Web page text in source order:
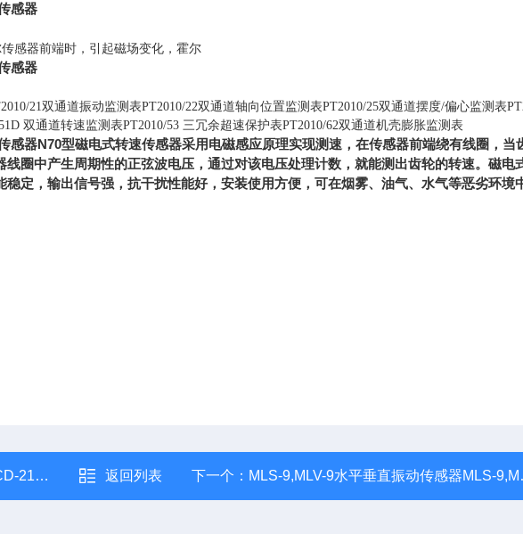
感器
感器前端时，引起磁场变化，霍尔
感器
21双通道振动监测表PT2010/22双通道轴向位置监测表PT2010/25双通道摆度/偏心监测表
双通道转速监测表PT2010/53 三冗余超速保护表PT2010/62双通道机壳膨胀监测表
感器N70型磁电式转速传感器采用电磁感应原理实现测速，在传感器前端绕有线圈，当
圈中产生周期性的正弦波电压，通过对该电压处理计数，就能测出齿轮的转速。磁电
定，输出信号强，抗干扰性能好，安装使用方便，可在烟雾、油气、水气等恶劣环境
传感器 返回列表 下一个： MLS-9,MLV-9水平垂直振动传感器MLS-9,MLV-9